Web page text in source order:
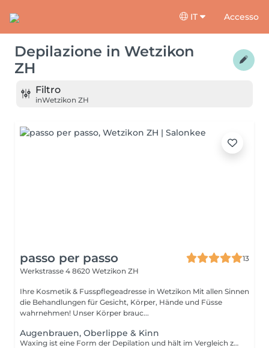
IT Accesso
Depilazione in Wetzikon
ZH
Filtro
inWetzikon ZH
passo per passo
13
Werkstrasse 4 8620 Wetzikon ZH
Ihre Kosmetik & Fusspflegeadresse in Wetzikon Mit allen Sinnen
die Behandlungen für Gesicht, Körper, Hände und Füsse
wahrnehmen! Unser Körper brauc...
Augenbrauen, Oberlippe & Kinn
Waxing ist eine Form der Depilation und hält im Vergleich zum Rasieren wesentlich länger an. Mithilfe von Wachs wird das Haar mitsamt der Wurzel aus der Haut entfernt. Um die Behandlung optimal durchzuführen, sollten die Härchen eine Länge von 3 mm haben.